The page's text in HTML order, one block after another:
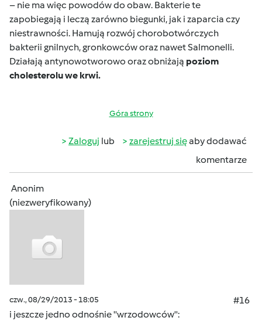
– nie ma więc powodów do obaw. Bakterie te
zapobiegają i leczą zarówno biegunki, jak i zaparcia czy
niestrawności. Hamują rozwój chorobotwórczych
bakterii gnilnych, gronkowców oraz nawet Salmonelli.
Działają antynowotworowo oraz obniżają poziom
cholesterolu we krwi.
Góra strony
Zaloguj lub zarejestruj sięaby dodawać
komentarze
Anonim
(niezweryfikowany)
czw., 08/29/2013 - 18:05
#16
i jeszcze jedno odnośnie ''wrzodowców'':